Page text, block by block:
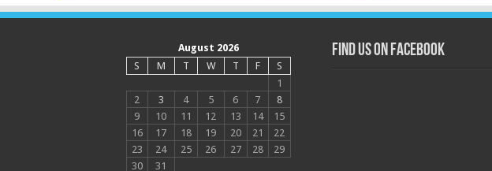
August 2026
S
M T W T F
S
1
2
3 4 5 6 7
8
9
10 11 12 13 14
15
16
17 18 19 20 21
22
23
24 25 26 27 28
29
30
31
Find us on Facebook